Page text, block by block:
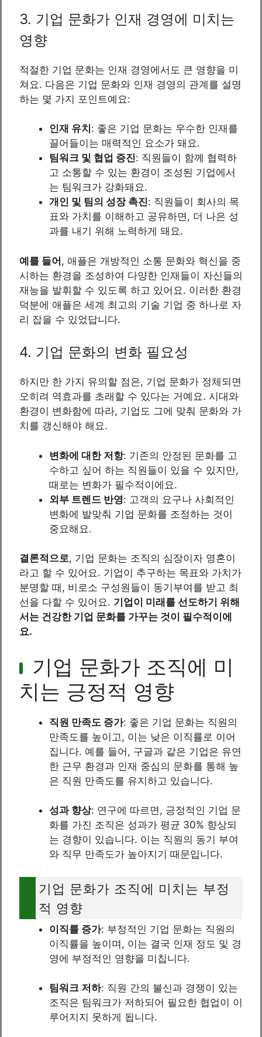
3. 기업 문화가 인재 경영에 미치는
영향
적절한 기업 문화는 인재 경영에서도 큰 영향을 미
쳐요. 다음은 기업 문화와 인재 경영의 관계를 설명
하는 몇 가지 포인트예요:
인재 유치 : 좋은 기업 문화는 우수한 인재를
끌어들이는 매력적인 요소가 돼요.
팀워크 및 협업 증진: 직원들이 함께 협력하
고 소통할 수 있는 환경이 조성된 기업에서
는 팀워크가 강화돼요.
개인 및 팀의 성장 촉진: 직원들이 회사의 목
표와 가치를 이해하고 공유하면, 더 나은 성
과를 내기 위해 노력하게 돼요.
예를 들어, 애플은 개방적인 소통 문화와 혁신을 중
시하는 환경을 조성하여 다양한 인재들이 자신들의
재능을 발휘할 수 있도록 하고 있어요. 이러한 환경
덕분에 애플은 세계 최고의 기술 기업 중 하나로 자
리 잡을 수 있었답니다.
4. 기업 문화의 변화 필요성
하지만 한 가지 유의할 점은, 기업 문화가 정체되면
오히려 역효과를 초래할 수 있다는 거예요. 시대와
환경이 변화함에 따라, 기업도 그에 맞춰 문화와 가
치를 갱신해야 해요.
변화에 대한 저항: 기존의 안정된 문화를 고
수하고 싶어 하는 직원들이 있을 수 있지만,
때로는 변화가 필수적이에요.
외부 트렌드 반영: 고객의 요구나 사회적인
변화에 발맞춰 기업 문화를 조정하는 것이
중요해요.
결론적으로, 기업 문화는 조직의 심장이자 영혼이
라고 할 수 있어요. 기업이 추구하는 목표와 가치가
분명할 때, 비로소 구성원들이 동기부여를 받고 최
선을 다할 수 있어요. 기업이 미래를 선도하기 위해
서는 건강한 기업 문화를 가꾸는 것이 필수적이에
요.
기업 문화가 조직에 미
치는 긍정적 영향
직원 만족도 증가: 좋은 기업 문화는 직원의
만족도를 높이고, 이는 낮은 이직률로 이어
집니다. 예를 들어, 구글과 같은 기업은 유연
한 근무 환경과 인재 중심의 문화를 통해 높
은 직원 만족도를 유지하고 있습니다.
성과 향상: 연구에 따르면, 긍정적인 기업 문
화를 가진 조직은 성과가 평균 30% 향상되
는 경향이 있습니다. 이는 직원의 동기 부여
와 직무 만족도가 높아지기 때문입니다.
기업 문화가 조직에 미치는 부정
적 영향
이직률 증가: 부정적인 기업 문화는 직원의
이직률을 높이며, 이는 결국 인재 정도 및 경
영에 부정적인 영향을 미칩니다.
팀워크 저하: 직원 간의 불신과 경쟁이 있는
조직은 팀워크가 저하되어 필요한 협업이 이
루어지지 못하게 됩니다.